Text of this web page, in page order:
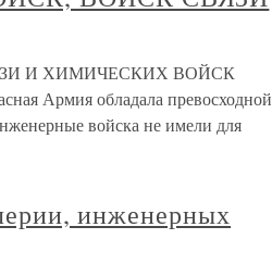
И ХИМИЧЕСКИХ ВОЙСК
Армия обладала превосходной
войска не имели для
инженерных